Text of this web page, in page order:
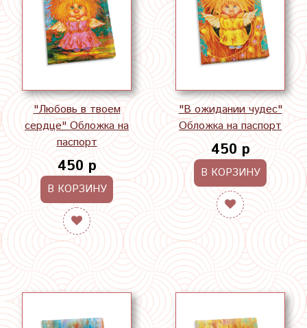
"Любовь в твоем
сердце" Обложка на
паспорт
450 р
В КОРЗИНУ
"В ожидании чудес"
Обложка на паспорт
450 р
В КОРЗИНУ